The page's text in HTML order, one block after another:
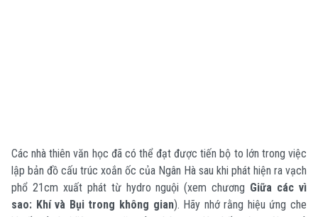
Các nhà thiên văn học đã có thể đạt được tiến bộ to lớn trong việc
lập bản đồ cấu trúc xoắn ốc của Ngân Hà sau khi phát hiện ra vạch
phổ 21cm xuất phát từ hydro nguội (xem chương Giữa các vì
sao: Khí và Bụi trong không gian). Hãy nhớ rằng hiệu ứng che